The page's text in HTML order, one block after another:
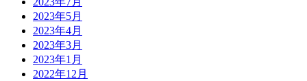
2023年5月
2023年4月
2023年3月
2023年1月
2022年12月